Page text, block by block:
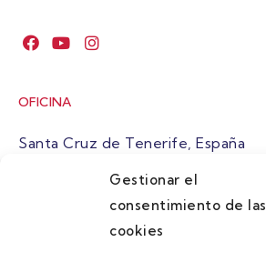
Gestionar el
consentimiento de las
cookies
OFICINA
Santa Cruz de Tenerife, España
atuaire@grupoatuaire.com
+34 638765829